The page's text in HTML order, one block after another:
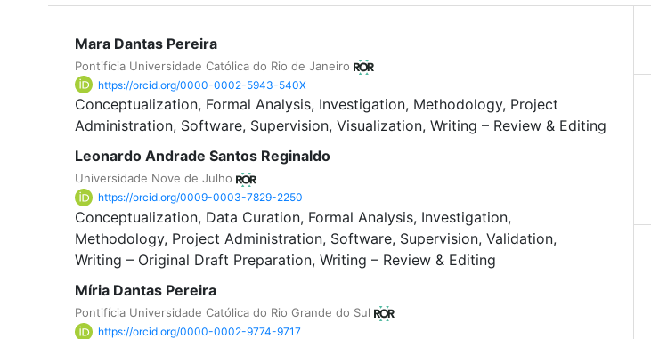
Mara Dantas Pereira
Pontifícia Universidade Católica do Rio de Janeiro
https://orcid.org/0000-0002-5943-540X
Conceptualization Formal Analysis Investigation Methodology Project
Administration Software Supervision Visualization Writing – Review & Editing
Leonardo Andrade Santos Reginaldo
Universidade Nove de Julho
https://orcid.org/0009-0003-7829-2250
Conceptualization Data Curation Formal Analysis Investigation
Methodology Project Administration Software Supervision Validation
Writing – Original Draft Preparation Writing – Review & Editing
Míria Dantas Pereira
Pontifícia Universidade Católica do Rio Grande do Sul
https://orcid.org/0000-0002-9774-9717